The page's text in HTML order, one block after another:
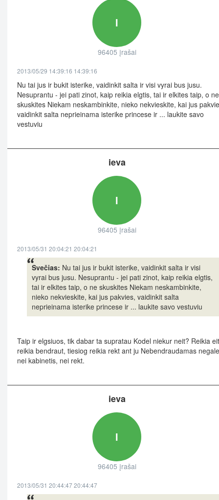
I
96405 įrašai
2013/05/29 14:39:16 14:39:16
Nu tai jus ir bukit isterike, vaidinkit salta ir visi vyrai bus jusu.
Nesuprantu - jei pati zinot, kaip reikia elgtis, tai ir elkites taip, o ne
skuskites Niekam neskambinkite, nieko nekvieskite, kai jus
vaidinkit salta neprieinama isterike princese ir ... laukite savo
vestuviu
ieva
I
96405 įrašai
2013/05/31 20:04:21 20:04:21
Svečias: Nu tai jus ir bukit isterike, vaidinkit salta ir visi
vyrai bus jusu. Nesuprantu - jei pati zinot, kaip reikia elgtis,
tai ir elkites taip, o ne skuskites Niekam neskambinkite,
nieko nekvieskite, kai jus pakvies, vaidinkit salta
neprieinama isterike princese ir ... laukite savo vestuviu
Taip ir elgsiuos, tik dabar ta supratau Kodel niekur neit? Reikia
reikia bendraut, tiesiog reikia rekt ant ju Nebendraudamas
nei kabinetis, nei rekt.
ieva
I
96405 įrašai
2013/05/31 20:44:47 20:44:47